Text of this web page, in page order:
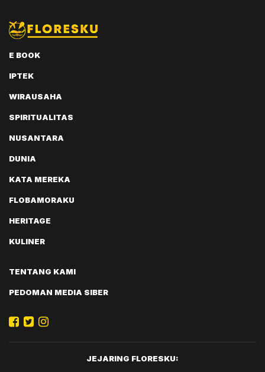
E BOOK
IPTEK
WIRAUSAHA
SPIRITUALITAS
NUSANTARA
DUNIA
KATA MEREKA
FLOBAMORAKU
HERITAGE
KULINER
TENTANG KAMI
PEDOMAN MEDIA SIBER
JEJARING FLORESKU: